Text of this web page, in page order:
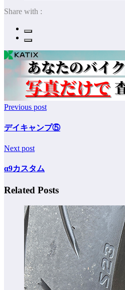
Share with :
Previous post
デイキャンプ⑤
Next post
α9カスタム
Related Posts